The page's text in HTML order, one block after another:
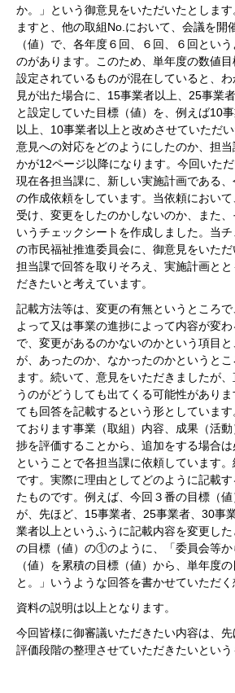
か。」という御意見をいただいたとしま
ますと、他の取組No.において、会議を開
（値）で、各年度６回、６回、６回とい
のがあります。このため、単年度の数値
設定されているものが混在していると、
見が出た場合に、15事業者以上、25事業
と設定していた目標（値）を、例えば10
以上、10事業者以上と改めさせていただ
意見への対応をどのようにしたのか、担
かが12ページ以降になります。今回いただ
現在各担当課に、新しい実施計画である
の作成依頼をしています。当依頼におい
受け、変更をしたのかしないのか、また
いうチェックシートを作成しました。当
の市民福祉推進委員会に、御意見をいただ
担当課で回答を取りそろえ、実施計画と
だきたいと考えています。
記載方法等は、変更の有無というところ
よって又は事業の進捗によって内容が変
で、変更があるのかないのかという項目
が、あったのか、なかったのかというと
ます。続いて、意見をいただきましたが
うのがどうしても出てくる可能性があり
ても回答を記載するという形としていま
ております事業（取組）内容、成果（活
捗を評価することから、追加をする場合
ということで各担当課に依頼しています
です。実際に理由としてどのように記載
たものです。例えば、今回３番の目標（
が、先ほど、15事業者、25事業者、30事
業者以上というふうに記載内容を変更し
の目標（値）の①のように、「委員会等
（値）を累積の目標（値）から、単年度
と。」いうような回答を書かせていただく
資料の説明は以上となります。
今回皆様に御審議いただきたい内容は、先
評価段階の整理させていただきたいという